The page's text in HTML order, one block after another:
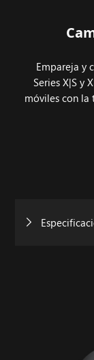
Empareja y
Series X|S y
móviles con la